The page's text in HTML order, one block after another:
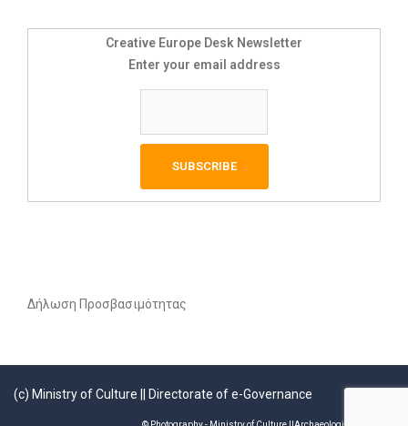
Creative Europe Desk Newsletter
Enter your email address
Δήλωση Προσβασιμότητας
(c) Ministry of Culture Directorate of e-Governance